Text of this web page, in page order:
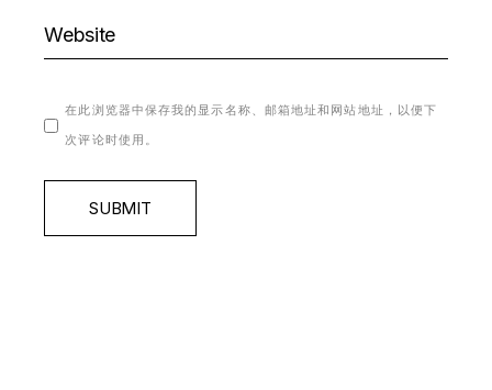
在此浏览器中保存我的显示名称、邮箱地址和网站地址，以便下
次评论时使用。
SUBMIT